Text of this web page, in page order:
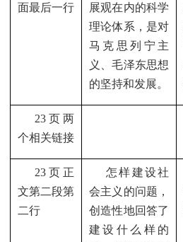
面最后一行
展观在内的科学
理论体系，是对
马克思列宁主
义、毛泽东思想
的坚持和发展。
23 页两
个相关链接
23 页正
文第二段第
二行
怎样建设社
会主义的问题，
创造性地回答了
建设什么样的